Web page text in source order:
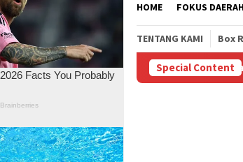
HOME FOKUS
TENTANG KAMI Box
Special Content
Aniaya Wartawan, Berujung Laporan di